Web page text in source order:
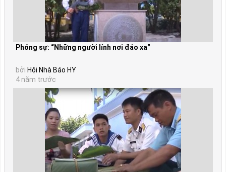
Phóng sự: “Những người lính nơi đảo xa"
bởi Hội Nhà Báo HY
4 năm trước